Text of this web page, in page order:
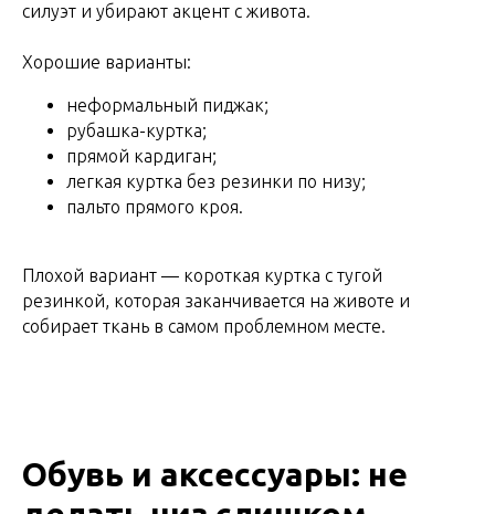
силуэт и убирают акцент с живота.
Хорошие варианты:
неформальный пиджак;
рубашка-куртка;
прямой кардиган;
легкая куртка без резинки по низу;
пальто прямого кроя.
Плохой вариант — короткая куртка с тугой
резинкой, которая заканчивается на животе и
собирает ткань в самом проблемном месте.
Обувь и аксессуары: не